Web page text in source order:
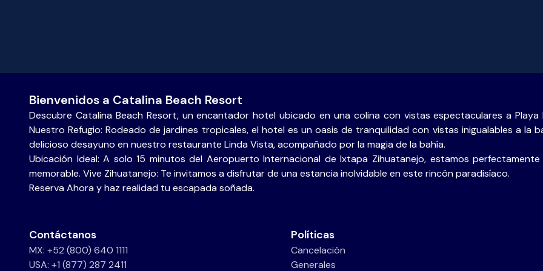
Bienvenidos a Catalina Beach Resort
Descubre Catalina Beach Resort, un encantador hotel ubicado en una colina con vistas espectaculares a
Nuestro Refugio: Rodeado de jardines tropicales, el hotel es un oasis de tranquilidad con vistas inigualables a la
delicioso desayuno en nuestro restaurante Linda Vista, acompañado por la magia de la bahía.
Ubicación Ideal: A solo 15 minutos del Aeropuerto Internacional de Ixtapa Zihuatanejo, estamos
memorable. Vive Zihuatanejo: Te invitamos a disfrutar de una estancia inolvidable en este rincón paradisíaco.
Reserva Ahora y haz realidad tu escapada soñada.
Contáctanos
MX: +52 (800) 640 1111
USA: +1 (877) 287 2411
Políticas
Cancelación
Generales